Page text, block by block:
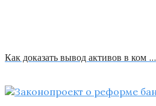
Как доказать вывод активов в ком …